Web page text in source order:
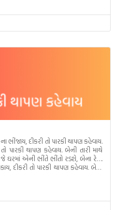
ભીંજાય, દીકરી તો પારકી થાપણ કહેવાય.
પારકી થાપણ કહેવાય. બેની તારી માથે
ઘરમાં એની ભીંતે ભીંતો રડશે, બેના રે….
દીકરી તો પારકી થાપણ કહેવાય. બેના